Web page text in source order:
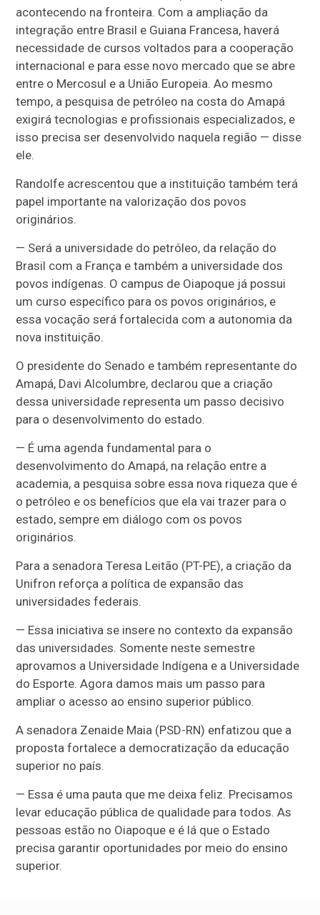
acontecendo na fronteira. Com a ampliação da
integração entre Brasil e Guiana Francesa, haverá
necessidade de cursos voltados para a cooperação
internacional e para esse novo mercado que se abre
entre o Mercosul e a União Europeia. Ao mesmo
tempo, a pesquisa de petróleo na costa do Amapá
exigirá tecnologias e profissionais especializados, e
isso precisa ser desenvolvido naquela região — disse
ele.
Randolfe acrescentou que a instituição também terá
papel importante na valorização dos povos
originários.
— Será a universidade do petróleo, da relação do
Brasil com a França e também a universidade dos
povos indígenas. O campus de Oiapoque já possui
um curso específico para os povos originários, e
essa vocação será fortalecida com a autonomia da
nova instituição.
O presidente do Senado e também representante do
Amapá, Davi Alcolumbre, declarou que a criação
dessa universidade representa um passo decisivo
para o desenvolvimento do estado.
— É uma agenda fundamental para o
desenvolvimento do Amapá, na relação entre a
academia, a pesquisa sobre essa nova riqueza que é
o petróleo e os benefícios que ela vai trazer para o
estado, sempre em diálogo com os povos
originários.
Para a senadora Teresa Leitão (PT-PE), a criação da
Unifron reforça a política de expansão das
universidades federais.
— Essa iniciativa se insere no contexto da expansão
das universidades. Somente neste semestre
aprovamos a Universidade Indígena e a Universidade
do Esporte. Agora damos mais um passo para
ampliar o acesso ao ensino superior público.
A senadora Zenaide Maia (PSD-RN) enfatizou que a
proposta fortalece a democratização da educação
superior no país.
— Essa é uma pauta que me deixa feliz. Precisamos
levar educação pública de qualidade para todos. As
pessoas estão no Oiapoque e é lá que o Estado
precisa garantir oportunidades por meio do ensino
superior.